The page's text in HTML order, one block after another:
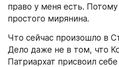
право у меня есть.
простого мирянина.
Что сейчас произошло в
Дело даже не в том, что
Патриархат присвоил